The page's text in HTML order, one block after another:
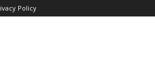
Policy